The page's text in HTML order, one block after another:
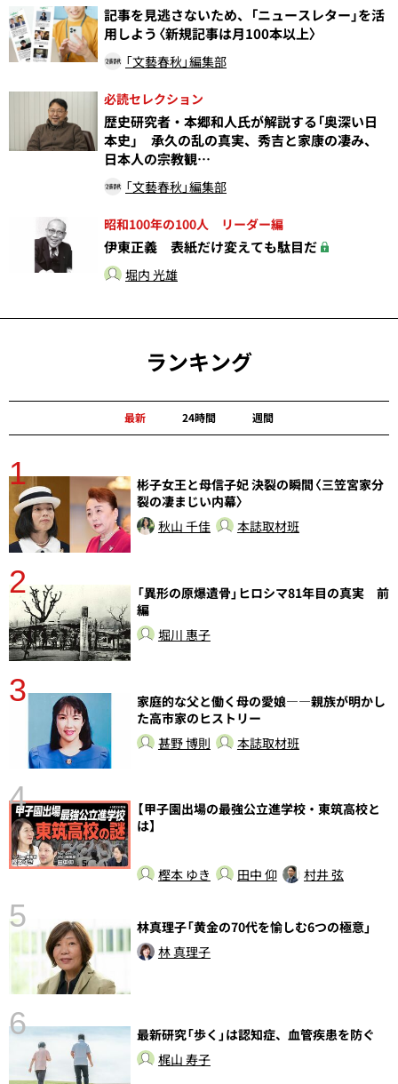
記事を見逃さないため、「ニュースレター」を活
用しよう〈新規記事は月100本以上〉
「文藝春秋」編集部
必読セレクション
歴史研究者・本郷和人氏が解説する「奥深い日
本史」 承久の乱の真実、秀吉と家康の凄み、
日本人の宗教観…
「文藝春秋」編集部
昭和100年の100人 リーダー編
伊東正義 表紙だけ変えても駄目だ
堀内 光雄
ランキング
最新 24時間 週間
1
彬子女王と母信子妃 決裂の瞬間〈三笠宮家分
裂の凄まじい内幕〉
秋山 千佳
本誌取材班
2
「異形の原爆遺骨」ヒロシマ81年目の真実 前
編
堀川 惠子
3
家庭的な父と働く母の愛娘――親族が明かし
た高市家のヒストリー
甚野 博則
本誌取材班
4
【甲子園出場の最強公立進学校・東筑高校と
は】
樫本 ゆき 田中 仰 村井 弦
5
林真理子「黄金の70代を愉しむ6つの極意」
林 真理子
6
最新研究「歩く」は認知症、血管疾患を防ぐ
梶山 寿子